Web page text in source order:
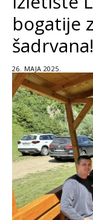
bogatije
šadrvana!
26. MAJA 2025.